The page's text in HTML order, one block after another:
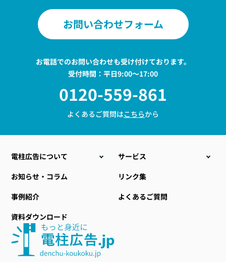
お問い合わせフォーム
お電話でのお問い合わせも受け付けております。
受付時間：平日9:00〜17:00
0120-559-861
よくあるご質問はこちらから
電柱広告について
こんな時こそ電柱広告
電柱広告のデザイン
提出までの流れ
おすすめ空き電柱情報
サービス
電柱位置情報データ販売
お知らせ・コラム
リンク集
事例紹介
よくあるご質問
資料ダウンロード